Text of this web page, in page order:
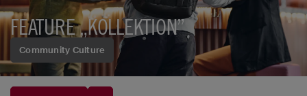
Community Culture
FEATURE „KOLLEKTION”